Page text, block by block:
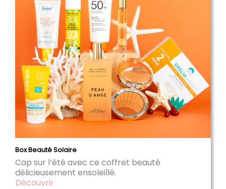
Box Beauté Solaire
Cap sur l’été avec ce coffret beauté
délicieusement ensoleillé.
Découvrir